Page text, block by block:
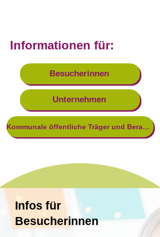
Informationen für:
Besucherinnen
Unternehmen
Kommunale öffentliche Träger und Beratungsstellen
Infos für
Besucherinnen